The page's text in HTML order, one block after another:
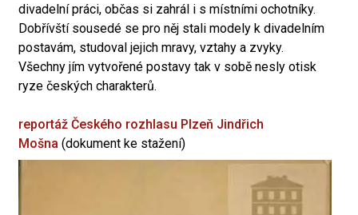
divadelní práci, občas si zahrál i s místními ochotníky.
Dobřívští sousedé se pro něj stali modely k divadelním
postavám, studoval jejich mravy, vztahy a zvyky.
Všechny jím vytvořené postavy tak v sobě nesly otisk
ryze českých charakterů.
reportáž Českého rozhlasu Plzeň Jindřich
Mošna (dokument ke stažení)